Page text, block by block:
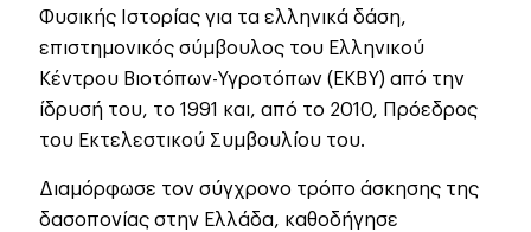
Φυσικής Ιστορίας για τα ελληνικά δάση,
επιστημονικός σύμβουλος του Ελληνικού
Κέντρου Βιοτόπων-Υγροτόπων (ΕΚΒΥ) από την
ίδρυσή του, το 1991 και, από το 2010, Πρόεδρος
του Εκτελεστικού Συμβουλίου του.
Διαμόρφωσε τον σύγχρονο τρόπο άσκησης της
δασοπονίας στην Ελλάδα, καθοδήγησε